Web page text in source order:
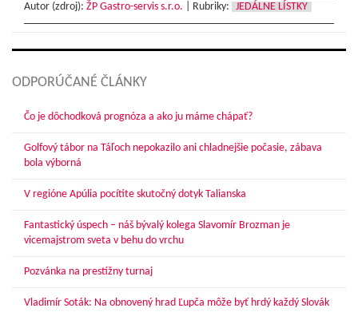
Autor (zdroj): ŽP Gastro-servis s.r.o. Rubriky: JEDÁLNE LÍSTKY
ODPORÚČANÉ ČLÁNKY
Čo je dôchodková prognóza a ako ju máme chápať?
Golfový tábor na Táľoch nepokazilo ani chladnejšie počasie, zábava
bola výborná
V regióne Apúlia pocítite skutočný dotyk Talianska
Fantastický úspech – náš bývalý kolega Slavomír Brozman je
vicemajstrom sveta v behu do vrchu
Pozvánka na prestížny turnaj
Vladimír Soták: Na obnovený hrad Ľupča môže byť hrdý každý Slovák